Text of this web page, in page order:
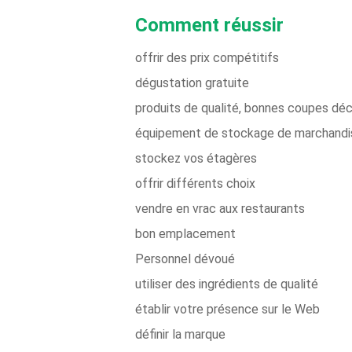
Comment réussir
offrir des prix compétitifs
dégustation gratuite
produits de qualité, bonnes coupes
équipement de stockage de
stockez vos étagères
offrir différents choix
vendre en vrac aux restaurants
bon emplacement
Personnel dévoué
utiliser des ingrédients de qualité
établir votre présence sur le Web
définir la marque